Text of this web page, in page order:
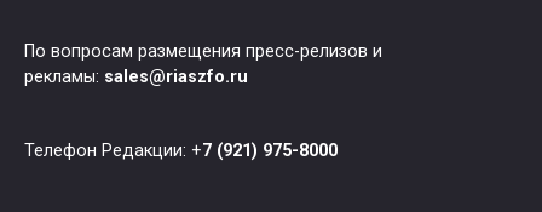
По вопросам размещения пресс-релизов и
рекламы: sales@riaszfo.ru
Телефон Редакции: +7 (921) 975-8000